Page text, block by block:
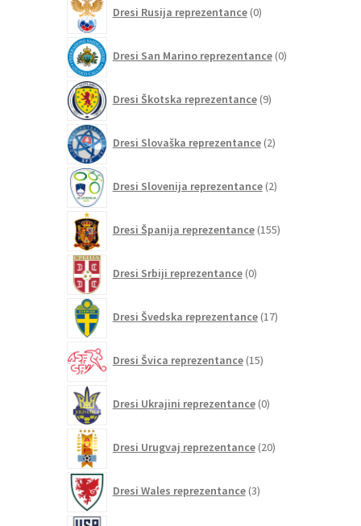
Dresi Rusija reprezentance 0izdelkov
Dresi San Marino reprezentance 0izdelkov
Dresi Škotska reprezentance 9izdelkov
Dresi Slovaška reprezentance 2izdelka
Dresi Slovenija reprezentance 2izdelka
Dresi Španija reprezentance 155izdelkov
Dresi Srbiji reprezentance 0izdelkov
Dresi Švedska reprezentance 17izdelkov
Dresi Švica reprezentance 15izdelkov
Dresi Ukrajini reprezentance 0izdelkov
Dresi Urugvaj reprezentance 20izdelkov
Dresi Wales reprezentance 3izdelki